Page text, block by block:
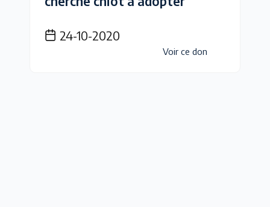
24-10-2020
Voir ce don